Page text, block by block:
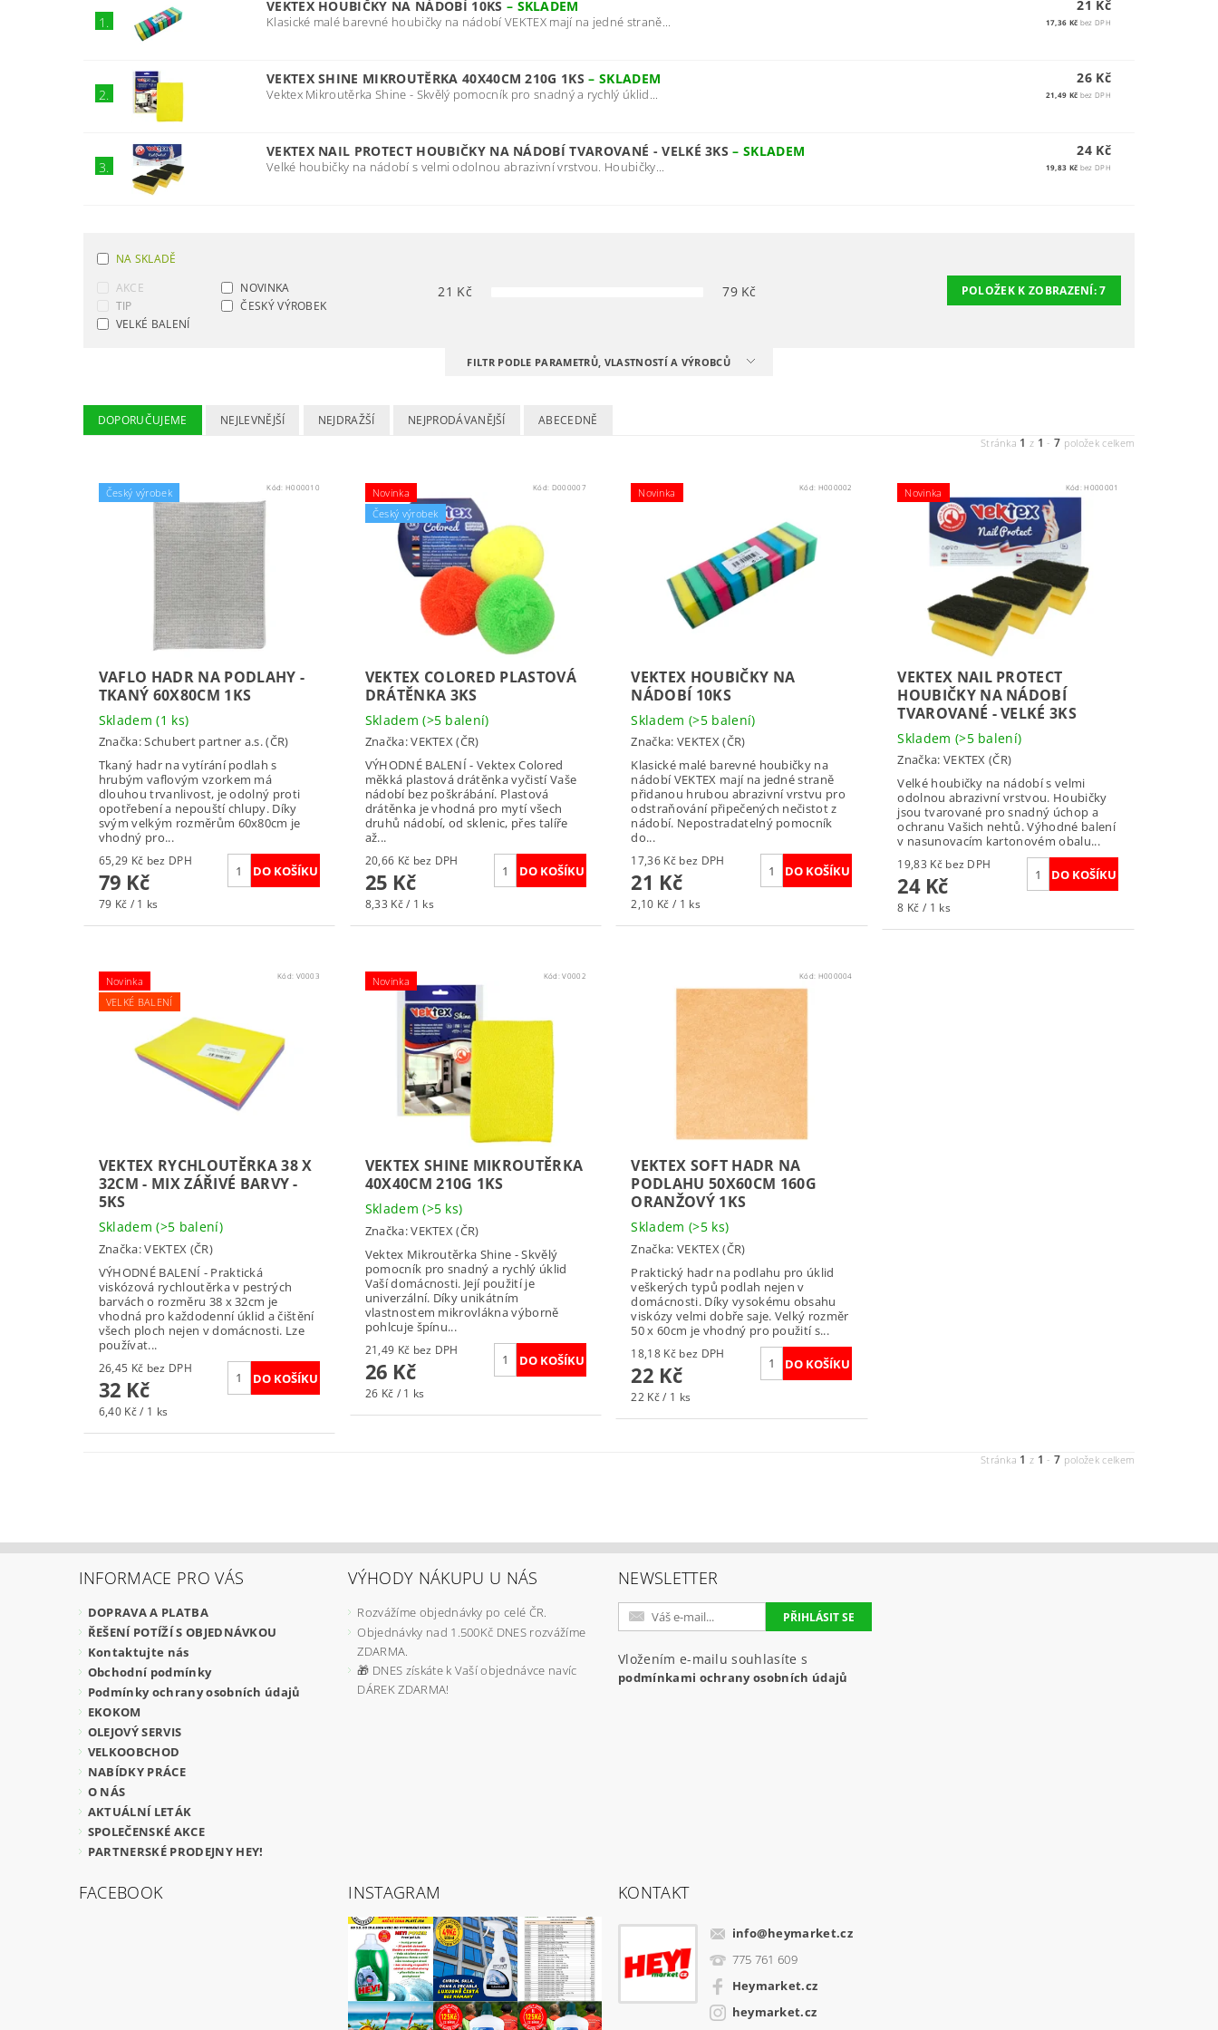
1.
VEKTEX HOUBIČKY NA NÁDOBÍ 10KS – SKLADEM
Klasické malé barevné houbičky na nádobí VEKTEX mají na jedné straně...
21 Kč
17,36 Kč bez DPH
2.
VEKTEX SHINE MIKROUTĚRKA 40X40CM 210G 1KS–SKLADEM
Vektex Mikroutěrka Shine - Skvělý pomocník pro snadný a rychlý úklid...
26 Kč
21,49 Kč bez DPH
3.
VEKTEX NAIL PROTECT HOUBIČKY NA NÁDOBÍ TVAROVANÉ - VELKÉ 3KS–SKLADEM
Velké houbičky na nádobí s velmi odolnou abrazivní vrstvou. Houbičky...
24 Kč
19,83 Kč bez DPH
NA SKLADĚ
AKCE
NOVINKA
TIP
ČESKÝ VÝROBEK
VELKÉ BALENÍ
21 Kč 79Kč POLOŽEK K ZOBRAZENÍ:7
FILTR PODLE PARAMETRŮ, VLASTNOSTÍ A VÝROBCŮ
DOPORUČUJEME NEJLEVNĚJŠÍ NEJDRAŽŠÍ NEJPRODÁVANĚJŠÍ ABECEDNĚ
Stránka 1 z 1 -7 položek celkem
Český výrobek Kód: H000010
VAFLO HADR NA PODLAHY -
TKANÝ 60X80CM 1KS
Skladem(1 ks)
Značka:Schubert partner a.s. (ČR)
Tkaný hadr na vytírání podlah s
hrubým vaflovým vzorkem má
dlouhou trvanlivost, je odolný proti
opotřebení a nepouští chlupy. Díky
svým velkým rozměrům 60x80cm je
vhodný pro...
65,29 Kč bez DPH
79 Kč
79 Kč / 1 ks
Novinka
Český výrobek
Kód: D000007
VEKTEX COLORED PLASTOVÁ
DRÁTĚNKA 3KS
Skladem(>5 balení)
Značka:VEKTEX (ČR)
VÝHODNÉ BALENÍ - Vektex Colored
měkká plastová drátěnka vyčistí Vaše
nádobí bez poškrábání. Plastová
drátěnka je vhodná pro mytí všech
druhů nádobí, od sklenic, přes talíře
až...
20,66 Kč bez DPH
25 Kč
8,33 Kč / 1 ks
Novinka Kód: H000002
VEKTEX HOUBIČKY NA
NÁDOBÍ 10KS
Skladem(>5 balení)
Značka:VEKTEX (ČR)
Klasické malé barevné houbičky na
nádobí VEKTEX mají na jedné straně
přidanou hrubou abrazivní vrstvu pro
odstraňování připečených nečistot z
nádobí. Nepostradatelný pomocník
do...
17,36 Kč bez DPH
21 Kč
2,10 Kč / 1 ks
Novinka Kód:H000001
VEKTEX NAIL PROTECT
HOUBIČKY NA NÁDOBÍ
TVAROVANÉ - VELKÉ 3KS
Skladem (>5 balení)
Značka: VEKTEX (ČR)
Velké houbičky na nádobí s velmi
odolnou abrazivní vrstvou. Houbičky
jsou tvarované pro snadný úchop a
ochranu Vašich nehtů. Výhodné balení
v nasunovacím kartonovém obalu...
19,83 Kč bez DPH
24 Kč
8 Kč / 1 ks
Novinka
VELKÉ BALENÍ
Kód: V0003
VEKTEX RYCHLOUTĚRKA 38 X
32CM - MIX ZÁŘIVÉ BARVY -
5KS
Skladem(>5 balení)
Značka:VEKTEX (ČR)
VÝHODNÉ BALENÍ - Praktická
viskózová rychloutěrka v pestrých
barvách o rozměru 38 x 32cm je
vhodná pro každodenní úklid a čištění
všech ploch nejen v domácnosti. Lze
používat...
26,45 Kč bez DPH
32 Kč
6,40 Kč / 1 ks
Novinka Kód:V0002
VEKTEX SHINE MIKROUTĚRKA
40X40CM 210G 1KS
Skladem(>5 ks)
Značka:VEKTEX (ČR)
Vektex Mikroutěrka Shine - Skvělý
pomocník pro snadný a rychlý úklid
Vaší domácnosti. Její použití je
univerzální. Díky unikátním
vlastnostem mikrovlákna výborně
pohlcuje špínu...
21,49 Kč bez DPH
26 Kč
26 Kč / 1 ks
Kód: H000004
VEKTEX SOFT HADR NA
PODLAHU 50X60CM 160G
ORANŽOVÝ 1KS
Skladem(>5 ks)
Značka:VEKTEX (ČR)
Praktický hadr na podlahu pro úklid
veškerých typů podlah nejen v
domácnosti. Díky vysokému obsahu
viskózy velmi dobře saje. Velký rozměr
50 x 60cm je vhodný pro použití s...
18,18 Kč bez DPH
22 Kč
22 Kč / 1 ks
Stránka 1 z 1 -7 položek celkem
INFORMACE PRO VÁS
DOPRAVA A PLATBA
ŘEŠENÍ POTÍŽÍ S OBJEDNÁVKOU
Kontaktujte nás
Obchodní podmínky
Podmínky ochrany osobních údajů
EKOKOM
OLEJOVÝ SERVIS
VELKOOBCHOD
NABÍDKY PRÁCE
O NÁS
AKTUÁLNÍ LETÁK
SPOLEČENSKÉ AKCE
PARTNERSKÉ PRODEJNY HEY!
VÝHODY NÁKUPU U NÁS
Rozvážíme objednávky po celé ČR.
Objednávky nad 1.500Kč DNES rozvážíme
ZDARMA.
🎁 DNES získáte k Vaší objednávce navíc
DÁREK ZDARMA!
NEWSLETTER
Vložením e-mailu souhlasíte s
podmínkami ochrany osobních údajů
FACEBOOK INSTAGRAM KONTAKT
info@heymarket.cz
775 761 609
Heymarket.cz
heymarket.cz